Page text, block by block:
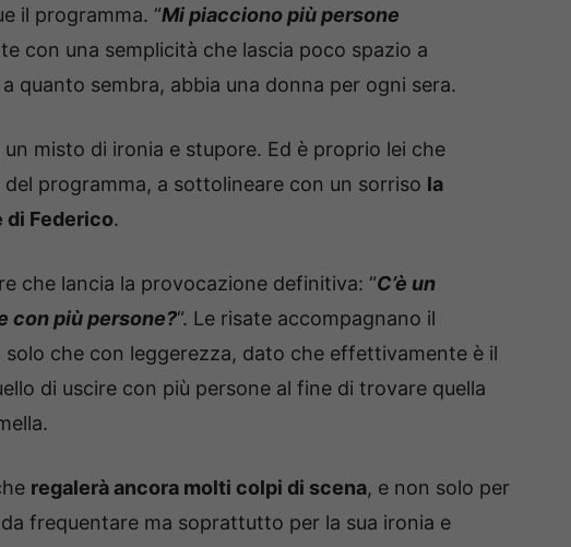
il programma. “Mi piacciono più persone
con una semplicità che lascia poco spazio a
quanto sembra, abbia una donna per ogni sera.
misto di ironia e stupore. Ed è proprio lei che
programma, a sottolineare con un sorriso la
di Federico.
che lancia la provocazione definitiva: “C’è un
con più persone?“. Le risate accompagnano il
che con leggerezza, dato che effettivamente è il
di uscire con più persone al fine di trovare quella
regalerà ancora molti colpi di scena, e non solo per
da frequentare ma soprattutto per la sua ironia e